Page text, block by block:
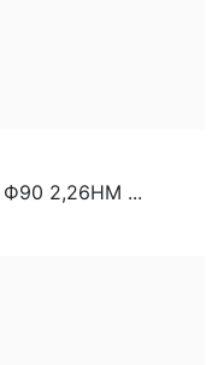
2,26НМ ...